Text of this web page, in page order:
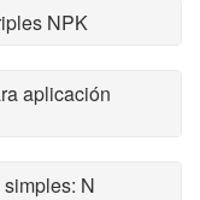
NPK
aplicación
N